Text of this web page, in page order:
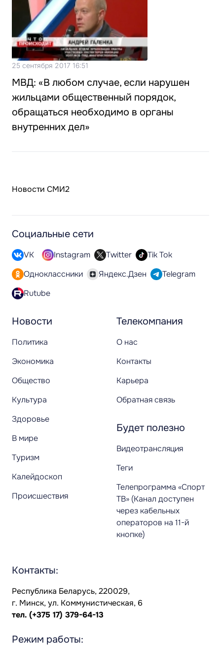
25 сентября 2017 16:51
МВД: «В любом случае, если нарушен
жильцами общественный порядок,
обращаться необходимо в органы
внутренних дел»
Новости СМИ2
Новости
Политика
Экономика
Общество
Культура
Здоровье
В мире
Туризм
Калейдоскоп
Происшествия
Телекомпания
О нас
Контакты
Карьера
Обратная связь
Будет полезно
Видеотрансляция
Теги
Телепрограмма «Спорт
ТВ» (Канал доступен
через кабельных
операторов на 11-й
кнопке)
Социальные сети
VK Instagram Twitter
Tik Tok
Одноклассники
Яндекс.Дзен
Telegram
Rutube
Контакты:
Республика Беларусь, 220029,
г. Минск, ул. Коммунистическая, 6
тел. (+375 17) 379-64-13
Режим работы: